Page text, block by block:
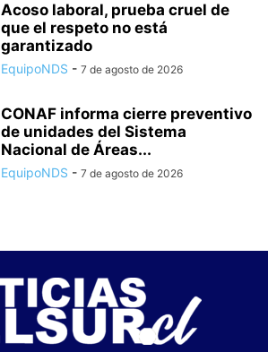
Acoso laboral, prueba cruel de
que el respeto no está
garantizado
EquipoNDS - 7 de agosto de 2026
CONAF informa cierre preventivo
de unidades del Sistema
Nacional de Áreas...
EquipoNDS - 7 de agosto de 2026